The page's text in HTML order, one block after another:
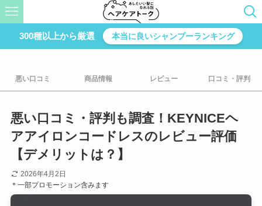
300種以上から厳選 本当に良いシャンプーランキング
悪い口コミ 商品情報 レビュー 口コミ・評判
悪い口コミ・評判も調査！KEYNICEヘ
アアイロンコードレスのレビュー評価
【デメリットは？】
2026年4月2日
＊一部プロモーション含みます